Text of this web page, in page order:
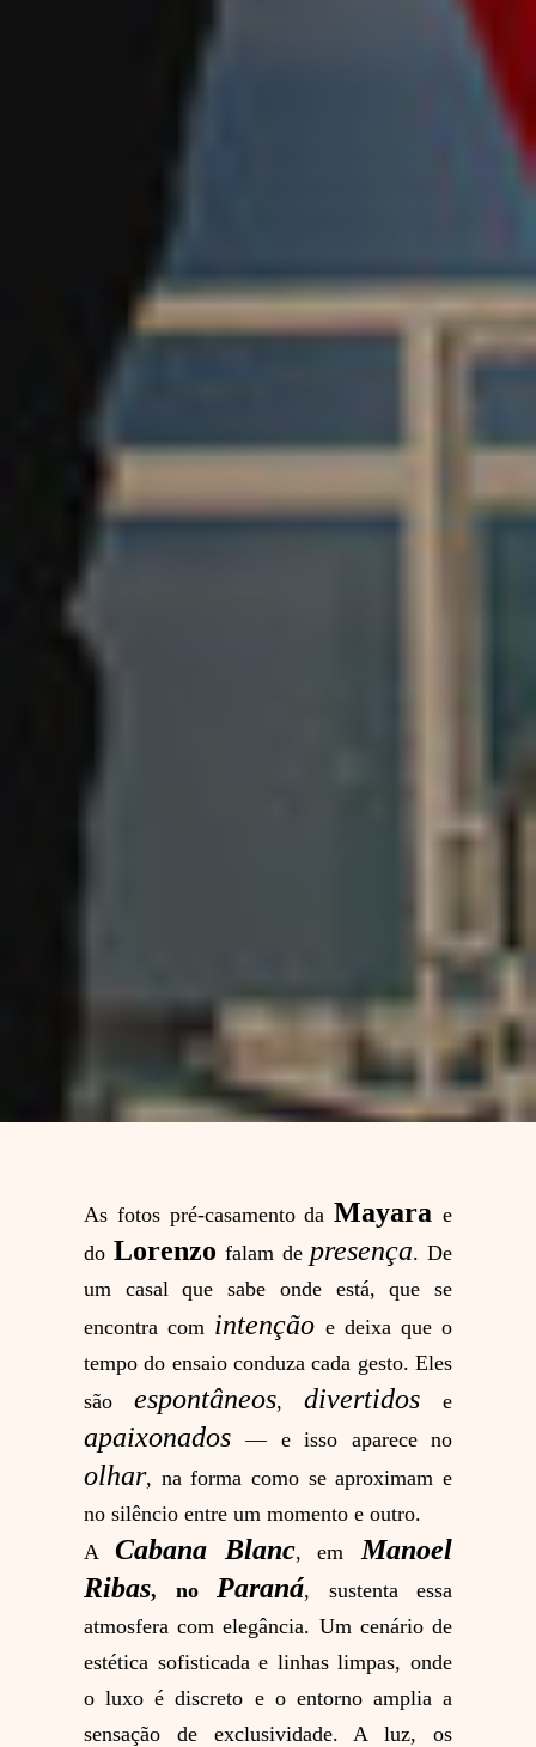
As fotos pré-casamento da Mayarae
do Lorenzofalam de presença. De
um casal que sabe onde está, que se
encontra com intenção e deixa que o
tempo do ensaio conduza cada gesto. Eles
são espontâneos, divertidos e
apaixonados— e isso aparece no
olhar, na forma como se aproximam e
no silêncio entre um momento e outro.
A Cabana Blanc, em
Manoel
Ribas, no Paraná, sustenta essa
atmosfera com elegância. Um cenário de
estética sofisticada e linhas limpas, onde
o luxo é discreto e o entorno amplia a
sensação de exclusividade. A luz, os